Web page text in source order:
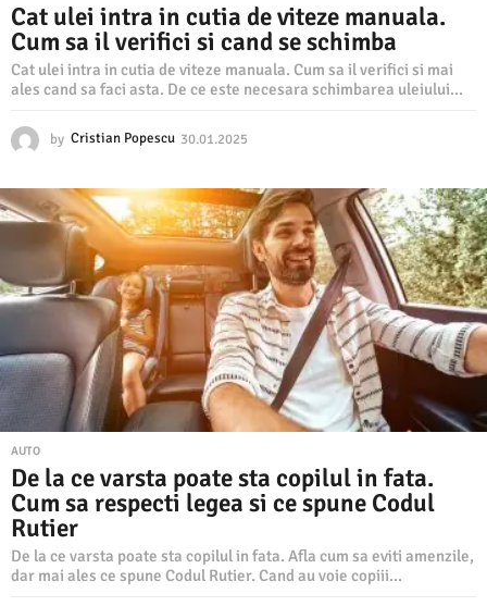
Cat ulei intra in cutia de viteze manuala.
Cum sa il verifici si cand se schimba
Cat ulei intra in cutia de viteze manuala. Cum sa il verifici si mai
ales cand sa faci asta. De ce este necesara schimbarea uleiului...
by Cristian Popescu 30.01.2025
0
1
.
2
0
2
5
AUTO
De la ce varsta poate sta copilul in fata.
Cum sa respecti legea si ce spune Codul
Rutier
De la ce varsta poate sta copilul in fata. Afla cum sa eviti amenzile,
dar mai ales ce spune Codul Rutier. Cand au voie copiii...